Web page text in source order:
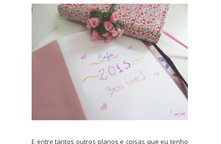
E entre tantos outros planos e coisas que eu tenho